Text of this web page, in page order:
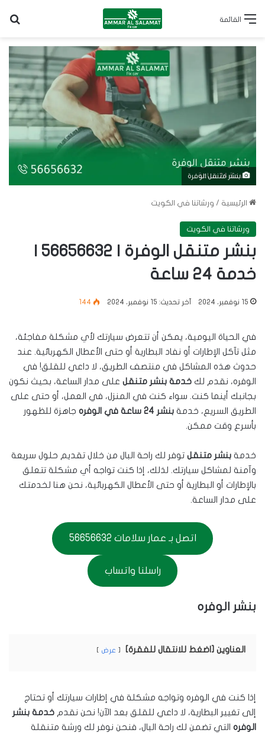
القائمة
بنشر متنقل الوفرة
الرئيسية / ورشاتنا في الكويت
ورشاتنا في الكويت
بنشر متنقل الوفرة | 56656632 |
خدمة 24 ساعة
15 نوفمبر، 2024 آخر تحديث: 15 نوفمبر، 2024 144
في الحياة اليومية، يمكن أن تتعرض سيارتك لأي مشكلة مفاجئة،
مثل تآكل الإطارات أو نفاد البطارية أو حتى الأعطال الكهربائية. عند
حدوث هذه المشاكل في منتصف الطريق، لا داعي للقلق! في
الوفره، نقدم لك خدمة بنشر متنقل على مدار الساعة، بحيث نكون
بجانبك أينما كنت. سواء كنت في المنزل، في العمل، أو حتى على
الطريق السريع، خدمة بنشر 24 ساعة في الوفره
جاهزة للظهور
بأسرع وقت ممكن.
خدمة بنشر متنقل توفر لك راحة البال من خلال تقديم حلول سريعة
وآمنة لمشاكل سيارتك. لذلك، إذا كنت تواجه أي مشكلة تتعلق
بالإطارات أو البطارية أو حتى الأعطال الكهربائية، نحن هنا لخدمتك
على مدار الساعة.
اتصل بـ عمار سلامات 56656632
راسلنا واتساب
بنشر الوفره
العناوين [اضغط للانتقال للفقرة] عرض
إذا كنت في الوفره وتواجه مشكلة في إطارات سيارتك أو تحتاج
إلى تغيير البطارية، لا داعي للقلق بعد الآن! نحن نقدم خدمة بنشر
الوفره التي تضمن لك راحة البال، فنحن نوفر لك ورشة متنقلة